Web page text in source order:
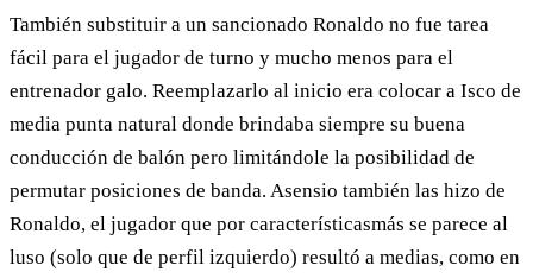
También substituir a un sancionado Ronaldo no fue tarea
fácil para el jugador de turno y mucho menos para el
entrenador galo. Reemplazarlo al inicio era colocar a Isco de
media punta natural donde brindaba siempre su buena
conducción de balón pero limitándole la posibilidad de
permutar posiciones de banda. Asensio también las hizo de
Ronaldo, el jugador que por característicasmás se parece al
luso (solo que de perfil izquierdo) resultó a medias, como en